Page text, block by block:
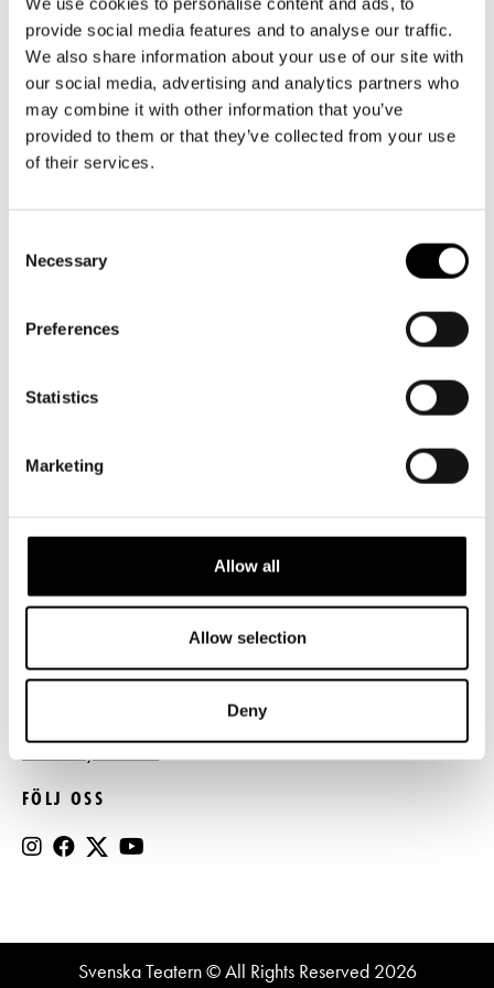
provide social media features and to analyse our traffic.
We also share information about your use of our site with
our social media, advertising and analytics partners who
may combine it with other information that you’ve
provided to them or that they’ve collected from your use
of their services.
Selection
Necessary
Preferences
Statistics
Marketing
Allow all
Allow selection
Deny
Presentkort
Tillgänglighet
Frågor & svar
Platskarta
Företag
Guidning
Teaterns verksamhet
Ensemble
Historia
Kontaktuppgifter
Press
Svenska Teatern Live
LOGGA IN
BILJETTER
Köp biljetter
biljetter@svenskateatern.fi
Biljettkassan öppnar 11.8
LÄNKAR
Press
Register- och dataskyddsbeskrivning
FÖLJ OSS
Svenska Teatern © All Rights Reserved 2026